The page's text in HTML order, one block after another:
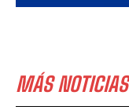
MÁS NOTICIAS